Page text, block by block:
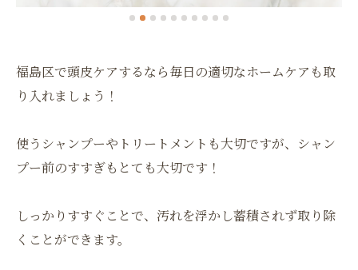
福島区で頭皮ケアするなら毎日の適切なホームケアも取
り入れましょう！
使うシャンプーやトリートメントも大切ですが、シャン
プー前のすすぎもとても大切です！
しっかりすすぐことで、汚れを浮かし蓄積されず取り除
くことができます。